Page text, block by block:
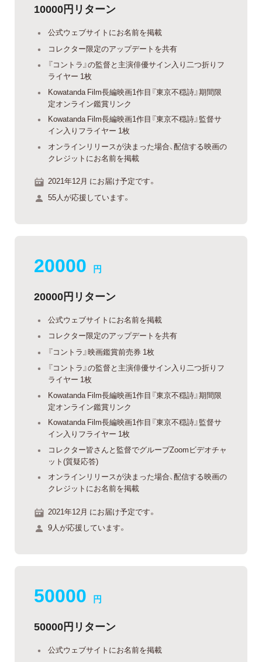
10000円リターン
公式ウェブサイトにお名前を掲載
コレクター限定のアップデートを共有
『コントラ』の監督と主演俳優サイン入り二つ折りフ
ライヤー 1枚
Kowatanda Film長編映画1作目『東京不穏詩』期間限
定オンライン鑑賞リンク
Kowatanda Film長編映画1作目『東京不穏詩』監督サ
イン入りフライヤー 1枚
オンラインリリースが決まった場合、配信する映画の
クレジットにお名前を掲載
2021年12月 にお届け予定です。
55人が応援しています。
20000 円
20000円リターン
公式ウェブサイトにお名前を掲載
コレクター限定のアップデートを共有
『コントラ』映画鑑賞前売券 1枚
『コントラ』の監督と主演俳優サイン入り二つ折りフ
ライヤー 1枚
Kowatanda Film長編映画1作目『東京不穏詩』期間限
定オンライン鑑賞リンク
Kowatanda Film長編映画1作目『東京不穏詩』監督サ
イン入りフライヤー 1枚
コレクター皆さんと監督でグループZoomビデオチャ
ット(質疑応答)
オンラインリリースが決まった場合、配信する映画の
クレジットにお名前を掲載
2021年12月 にお届け予定です。
9人が応援しています。
50000 円
50000円リターン
公式ウェブサイトにお名前を掲載